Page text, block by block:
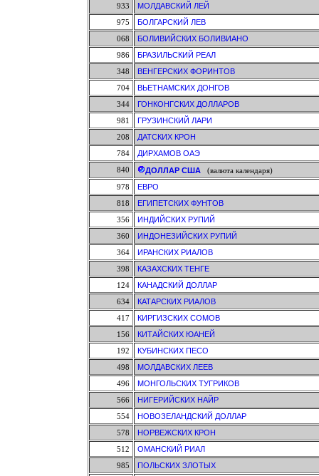
933
МОЛДАВСКИЙ ЛЕЙ
975
БОЛГАРСКИЙ ЛЕВ
068
БОЛИВИЙСКИХ БОЛИВИАНО
986
БРАЗИЛЬСКИЙ РЕАЛ
348
ВЕНГЕРСКИХ ФОРИНТОВ
704
ВЬЕТНАМСКИХ ДОНГОВ
344
ГОНКОНГСКИХ ДОЛЛАРОВ
981
ГРУЗИНСКИЙ ЛАРИ
208
ДАТСКИХ КРОН
784
ДИРХАМОВ ОАЭ
840
ДОЛЛАР США(валюта календаря)
978
ЕВРО
818
ЕГИПЕТСКИХ ФУНТОВ
356
ИНДИЙСКИХ РУПИЙ
360
ИНДОНЕЗИЙСКИХ РУПИЙ
364
ИРАНСКИХ РИАЛОВ
398
КАЗАХСКИХ ТЕНГЕ
124
КАНАДСКИЙ ДОЛЛАР
634
КАТАРСКИХ РИАЛОВ
417
КИРГИЗСКИХ СОМОВ
156
КИТАЙСКИХ ЮАНЕЙ
192
КУБИНСКИХ ПЕСО
498
МОЛДАВСКИХ ЛЕЕВ
496
МОНГОЛЬСКИХ ТУГРИКОВ
566
НИГЕРИЙСКИХ НАЙР
554
НОВОЗЕЛАНДСКИЙ ДОЛЛАР
578
НОРВЕЖСКИХ КРОН
512
ОМАНСКИЙ РИАЛ
985
ПОЛЬСКИХ ЗЛОТЫХ